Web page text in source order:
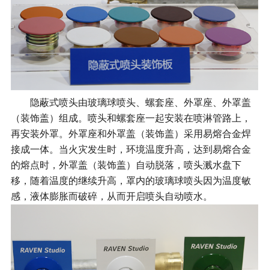
隐蔽式喷头由玻璃球喷头、螺套座、外罩座、外罩盖
（装饰盖）组成。喷头和螺套座一起安装在喷淋管路上，
再安装外罩。外罩座和外罩盖（装饰盖）采用易熔合金焊
接成一体。当火灾发生时，环境温度升高，达到易熔合金
的熔点时，外罩盖（装饰盖）自动脱落，喷头溅水盘下
移，随着温度的继续升高，罩内的玻璃球喷头因为温度敏
感，液体膨胀而破碎，从而开启喷头自动喷水。